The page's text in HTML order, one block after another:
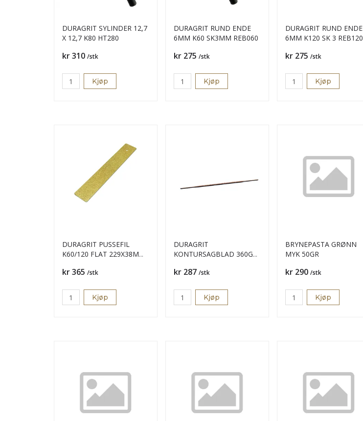
DURAGRIT SYLINDER 12,7
X 12,7 K80 HT280
Pris
kr 310 /stk
Kjøp
DURAGRIT RUND ENDE
6MM K60 SK3MM REB060
Pris
kr 275 /stk
Kjøp
DURAGRIT RUND ENDE
6MM K120 SK 3 REB120
Pris
kr 275 /stk
Kjøp
DURAGRIT PUSSEFIL
K60/120 FLAT 229X38MM
Pris
kr 365 /stk
Kjøp
DURAGRIT
KONTURSAGBLAD 360GR
Pris
kr 287 /stk
Kjøp
BRYNEPASTA GRØNN
MYK 50GR
Pris
kr 290 /stk
Kjøp